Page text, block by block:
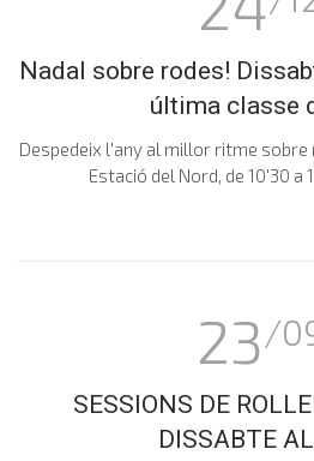
Nadal sobre rodes!
última classe
Despedeix l'any al millor ritme sobre
Estació del Nord, de 10'30 a
23/
SESSIONS DE
DISSABTE